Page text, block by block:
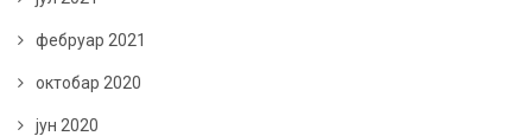
фебруар 2021
октобар 2020
јун 2020